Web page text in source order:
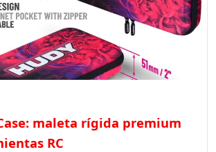
maleta rígida premium
RC